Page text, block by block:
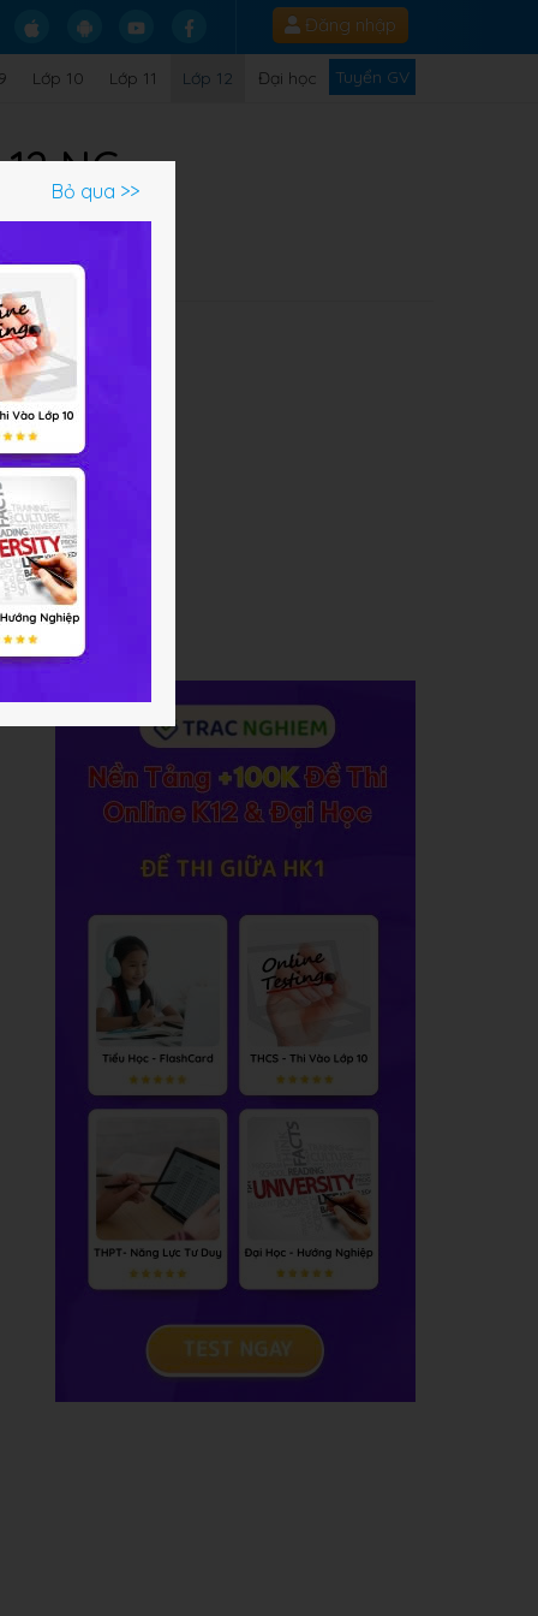
Đăng nhập
Lớp 10 Lớp 11 Lớp 12 Đại học Tuyển GV
NC
0.
Bỏ qua >>